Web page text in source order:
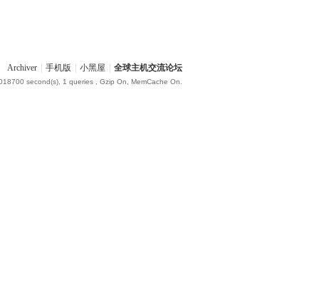
Archiver 手机版 小黑屋 全球主机交流论坛
second(s), 1 queries , Gzip On, MemCache On.